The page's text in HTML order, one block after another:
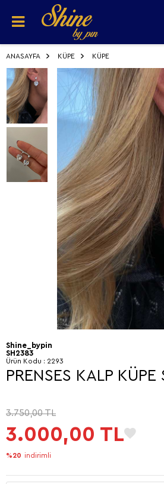
ANASAYFA KÜPE KÜPE
Shine_bypin
SH2383
Ürün Kodu : 2293
PRENSES KALP KÜPE
3.750,00TL
3.000,00 TL
%20 indirimli